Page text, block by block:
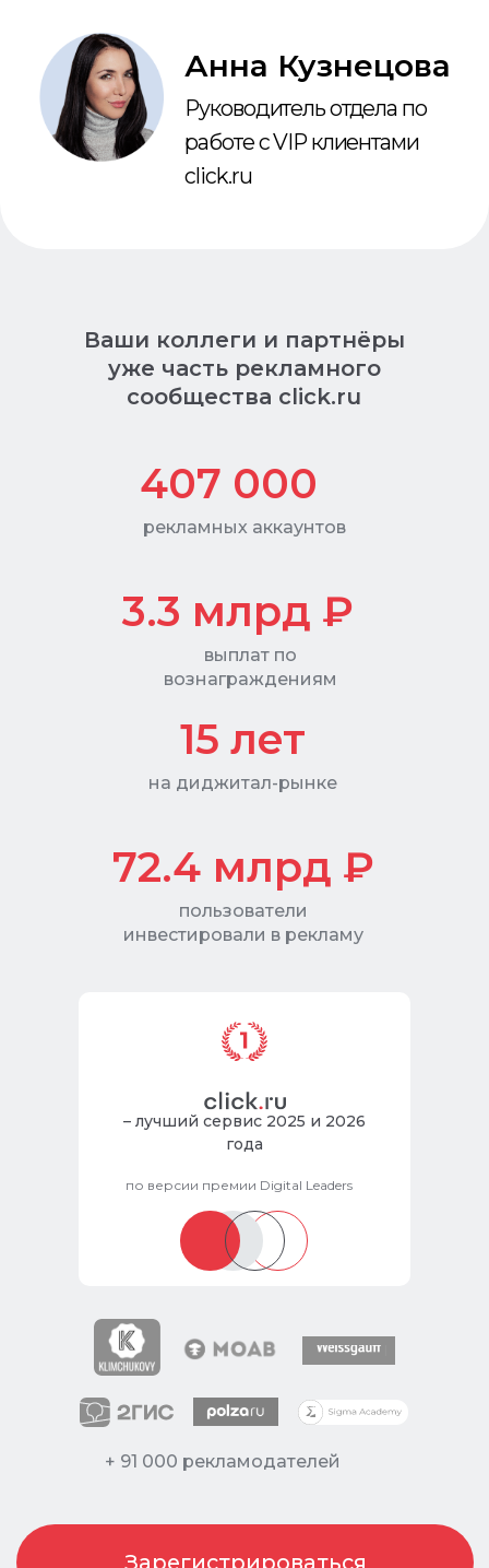
Ваши коллеги и партнёры
уже часть рекламного
сообщества click.ru
407 000
рекламных аккаунтов
3.3 млрд ₽
выплат по
вознаграждениям
15 лет
на диджитал-рынке
+ 91 000 рекламодателей
72.4 млрд ₽
пользователи
инвестировали в рекламу
по версии премии Digital Leaders
– лучший сервис 2025 и 2026
года